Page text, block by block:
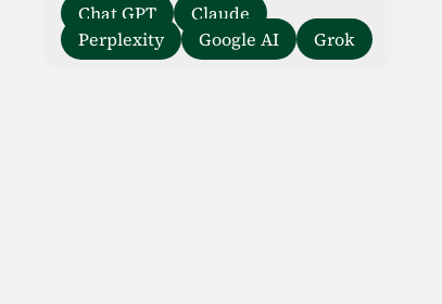
Chat GPT
Claude
Perplexity
Google AI Grok